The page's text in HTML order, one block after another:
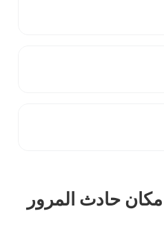
حادث المرور